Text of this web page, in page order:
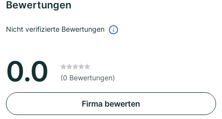
Bewertungen
Nicht verifizierte Bewertungen
0.0 (0 Bewertungen)
Firma bewerten